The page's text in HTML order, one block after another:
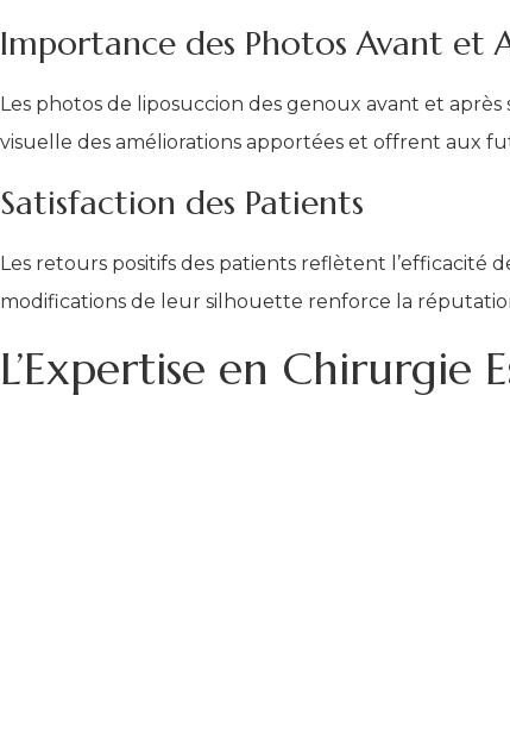
Importance des Photos Avant et
Les photos de liposuccion des genoux avant et
visuelle des améliorations apportées et offrent aux
Satisfaction des Patients
Les retours positifs des patients reflètent l’efficacité
modifications de leur silhouette renforce la
L’Expertise en Chirurgie